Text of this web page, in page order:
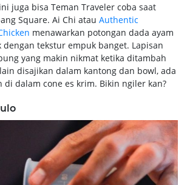
juga bisa Teman Traveler coba saat
Square. Ai Chi atau Authentic
menawarkan potongan dada ayam
tekstur empuk banget. Lapisan
yang makin nikmat ketika ditambah
disajikan dalam kantong dan bowl, ada
di dalam cone es krim. Bikin ngiler kan?